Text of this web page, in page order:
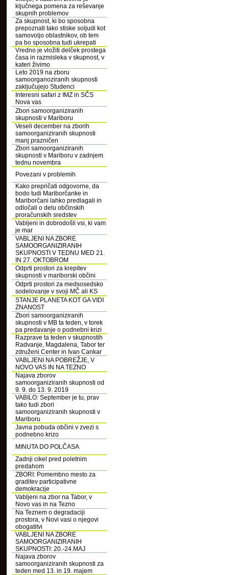
ključnega pomena za reševanje
skupnih problemov
Za skupnost, ki bo sposobna
prepoznati tako stiske soljudi kot
samovoljo oblastnikov, ob tem
pa bo sposobna tudi ukrepati
Vredno je vložiti delček prostega
časa in razmisleka v skupnost, v
kateri živimo
Leto 2019 na zboru
samoorganoziranih skupnosti
zaključujejo Studenci
Interesni safari z IMZ in SČS
Nova vas
Zbori samoorganiziranih
skupnosti v Mariboru
Veseli december na zborih
samoorganiziranih skupnosti
manj prazničen
Zbori samoorganiziranih
skupnosti v Mariboru v zadnjem
tednu novembra
Povezani v problemih
Kako prepričati odgovorne, da
bodo tudi Mariborčanke in
Mariborčani lahko predlagali in
odločali o delu občinskih
proračunskih sredstev
Vabljeni in dobrodošli vsi, ki vam
je mar
VABLJENI NA ZBORE
SAMOORGANIZIRANIH
SKUPNOSTI V TEDNU MED 21.
IN 27. OKTOBROM
Odprti prostori za krepitev
skupnosti v mariborski občini
Odprti prostori za medsosedsko
sodelovanje v svoji MČ ali KS
STANJE PLANETA KOT GA VIDI
ZNANOST
Zbori samoorganiziranih
skupnosti v MB ta teden, v torek
pa predavanje o podnebni krizi
Razprave ta teden v skupnostih
Radvanje, Magdalena, Tabor ter
združeni Center in Ivan Cankar
VABLJENI NA POBREŽJE, V
NOVO VAS IN NA TEZNO
Najava zborov
samoorganiziranih skupnosti od
9. 9. do 13. 9. 2019
VABILO: September je tu, prav
tako tudi zbori
samoorganiziranih skupnosti v
Mariboru
Javna pobuda občini v zvezi s
podnebno krizo
MINUTA DO POLČASA
Zadnji cikel pred poletnim
predahom
ZBORI: Pomembno mesto za
graditev participativne
demokracije
Vabljeni na zbor na Tabor, v
Novo vas in na Tezno
Na Teznem o degradaciji
prostora, v Novi vasi o njegovi
obogatitvi
VABLJENI NA ZBORE
SAMOORGANIZIRANIH
SKUPNOSTI: 20.-24.MAJ
Najava zborov
samoorganiziranih skupnosti za
teden med 13. in 19. majem